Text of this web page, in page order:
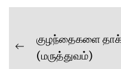
Post
navigation
Previous
குழந்தைகளை
(மருத்துவம்)